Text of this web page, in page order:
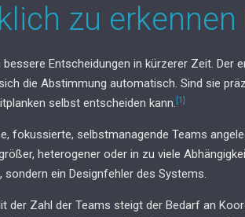
zu erkennen
Entscheidungen in kürzerer Zeit. Der
die Abstimmung automatisch. Sind sie
selbst entscheiden kann. [1]
fokussierte, selbstmanagende Teams
heterogener oder in zu viele
ein Designfehler des Systems.
Zahl der Teams steigt der Bedarf an